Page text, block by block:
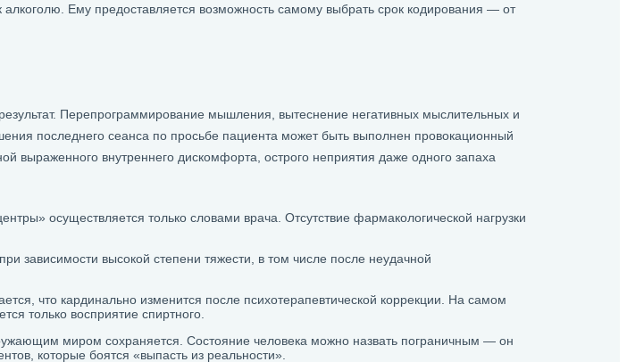
Ему предоставляется возможность самому выбрать срок кодирования — от
Перепрограммирование мышления, вытеснение негативных мыслительных и
последнего сеанса по просьбе пациента может быть выполнен провокационный
выраженного внутреннего дискомфорта, острого неприятия даже одного запаха
осуществляется только словами врача. Отсутствие фармакологической нагрузки
зависимости высокой степени тяжести, в том числе после неудачной
что кардинально изменится после психотерапевтической коррекции. На самом
только восприятие спиртного.
миром сохраняется. Состояние человека можно назвать пограничным — он
которые боятся «выпасть из реальности».